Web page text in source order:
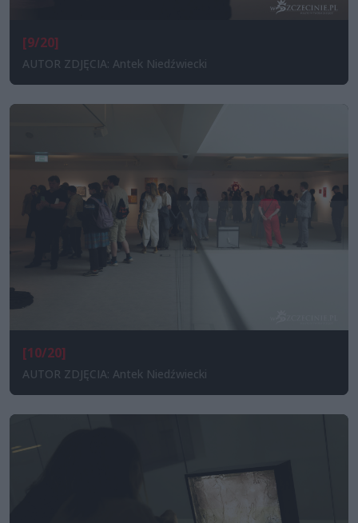
[9/20]
AUTOR ZDJĘCIA: Antek Niedźwiecki
[10/20]
AUTOR ZDJĘCIA: Antek Niedźwiecki